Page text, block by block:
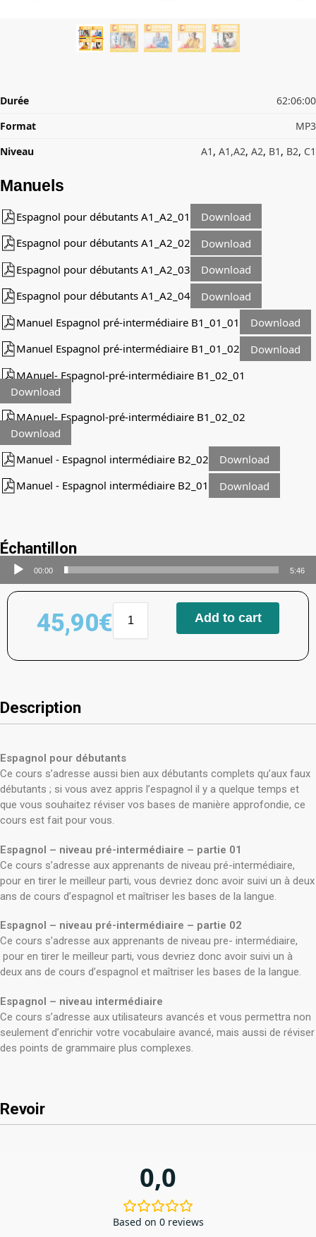
Durée
62:06:00
Format
MP3
Niveau
A1 , A1,A2, A2, B1 , B2, C1
Manuels
Espagnol pour débutants A1_A2_01
Download
Espagnol pour débutants A1_A2_02
Download
Espagnol pour débutants A1_A2_03
Download
Espagnol pour débutants A1_A2_04
Download
Manuel Espagnol pré-intermédiaire B1_01_01
Download
Manuel Espagnol pré-intermédiaire B1_01_02
Download
MAnuel- Espagnol-pré-intermédiaire B1_02_01
Download
MAnuel- Espagnol-pré-intermédiaire B1_02_02
Download
Manuel - Espagnol intermédiaire B2_02
Download
Manuel - Espagnol intermédiaire B2_01
Download
Échantillon
Lecteur
audio
00:00 5:46
45,90€ Add to cart
Description
Espagnol pour débutants
Ce cours s’adresse aussi bien aux débutants complets qu’aux faux
débutants ; si vous avez appris l’espagnol il y a quelque temps et
que vous souhaitez réviser vos bases de manière approfondie, ce
cours est fait pour vous.
Espagnol – niveau pré-intermédiaire – partie 01
Ce cours s’adresse aux apprenants de niveau pré-intermédiaire,
pour en tirer le meilleur parti, vous devriez donc avoir suivi un à deux
ans de cours d’espagnol et maîtriser les bases de la langue.
Espagnol – niveau pré-intermédiaire – partie 02
Ce cours s’adresse aux apprenants de niveau pre- intermédiaire,
pour en tirer le meilleur parti, vous devriez donc avoir suivi un à
deux ans de cours d’espagnol et maîtriser les bases de la langue.
Espagnol – niveau intermédiaire
Ce cours s’adresse aux utilisateurs avancés et vous permettra non
seulement d’enrichir votre vocabulaire avancé, mais aussi de réviser
des points de grammaire plus complexes.
Revoir
0,0
Based on 0 reviews